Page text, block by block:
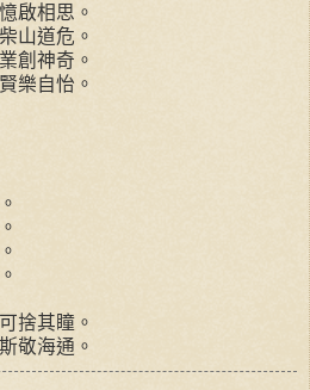
啟相思。
山道危。
創神奇。
樂自怡。
捨其瞳。
敬海通。